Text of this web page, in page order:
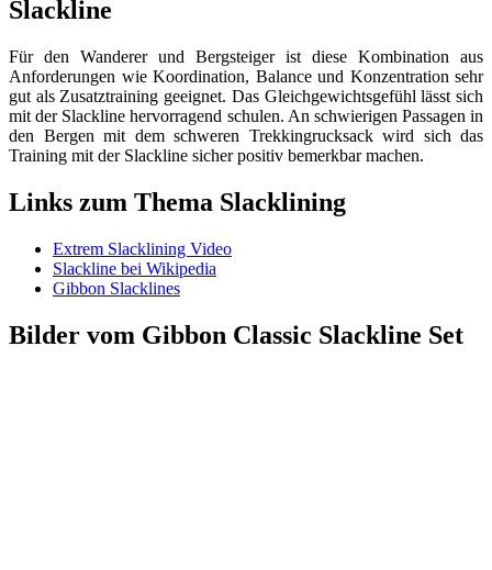
Slackline
Für den Wanderer und Bergsteiger ist diese Kombination aus
Anforderungen wie Koordination, Balance und Konzentration sehr
gut als Zusatztraining geeignet. Das Gleichgewichtsgefühl lässt sich
mit der Slackline hervorragend schulen. An schwierigen Passagen in
den Bergen mit dem schweren Trekkingrucksack wird sich das
Training mit der Slackline sicher positiv bemerkbar machen.
Links zum Thema Slacklining
Extrem Slacklining Video
Slackline bei Wikipedia
Gibbon Slacklines
Bilder vom Gibbon Classic Slackline Set